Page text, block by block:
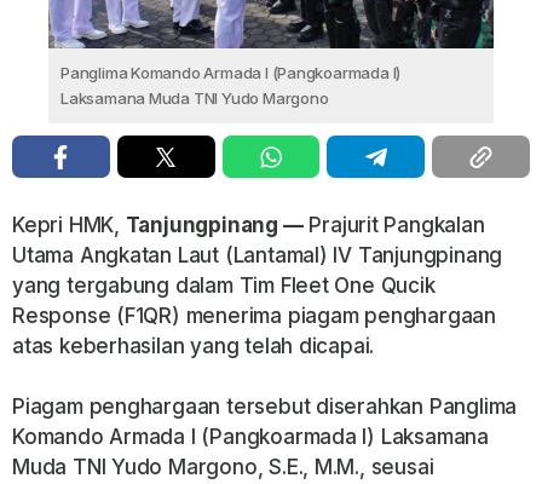
Panglima Komando Armada I (Pangkoarmada I)
Laksamana Muda TNI Yudo Margono
Kepri HMK, Tanjungpinang —Prajurit Pangkalan
Utama Angkatan Laut (Lantamal) IV Tanjungpinang
yang tergabung dalam Tim Fleet One Qucik
Response (F1QR) menerima piagam penghargaan
atas keberhasilan yang telah dicapai.
Piagam penghargaan tersebut diserahkan Panglima
Komando Armada I (Pangkoarmada I) Laksamana
Muda TNI Yudo Margono, S.E., M.M., seusai